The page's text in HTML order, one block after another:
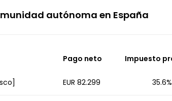
autónoma en España
Pago neto Impuesto
EUR 82.299 35.6%